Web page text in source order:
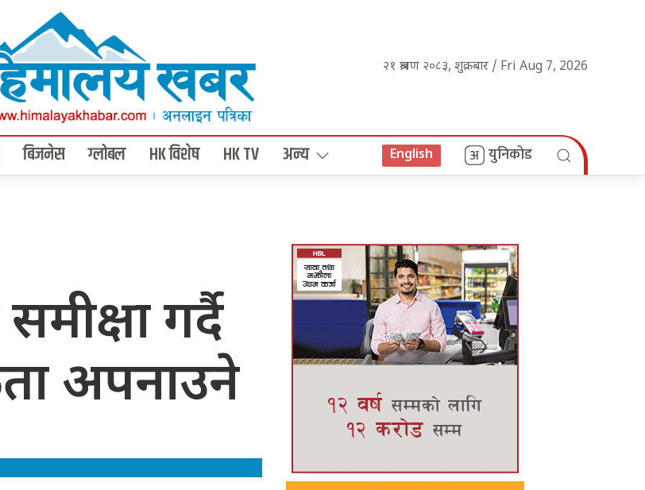
२१ श्रावण २०८३, शुक्रबार / Fri Aug 7, 2026
बिजनेस ग्लोबल HK विशेष HK TV अन्य English युनिकोड
गर्दै
अपनाउने